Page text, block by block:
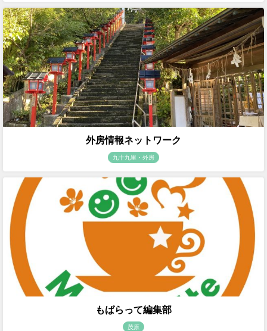
外房情報ネットワーク
九十九里・外房
もばらって編集部
茂原